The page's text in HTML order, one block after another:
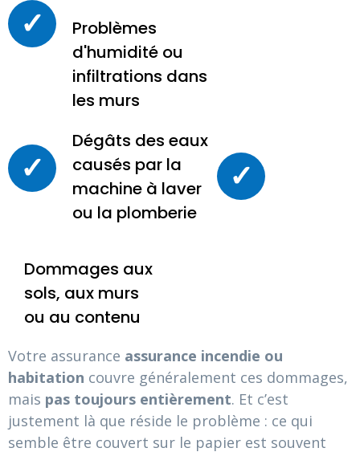
✓
Problèmes
d'humidité ou
infiltrations dans
les murs
✓
Dégâts des eaux
causés par la
machine à laver
ou la plomberie
✓
Dommages aux
sols, aux murs
ou au contenu
Votre assurance assurance incendie ou
habitation couvre généralement ces dommages,
mais pas toujours entièrement. Et c’est
justement là que réside le problème : ce qui
semble être couvert sur le papier est souvent